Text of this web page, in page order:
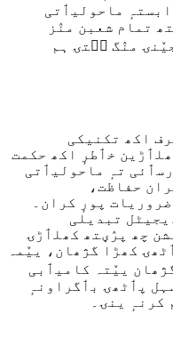
ماحولیٲتی
تمام شعبن منٛز
منٛگ سۭتۍ ہم
اکھ تکنیکی
خٲطرٕ اکھ حکمت
تہٕ ماحولیٲتی
حفاظت،
پورٕ کران۔
تبدیلی
چھ پرٛؠتھ کھلٲڑۍ
کھڑا گژھان، ییٚمہ
ییٚتہ کامیٲبی
پٲٹھۍ بٲگراونہٕ
ینۍ۔